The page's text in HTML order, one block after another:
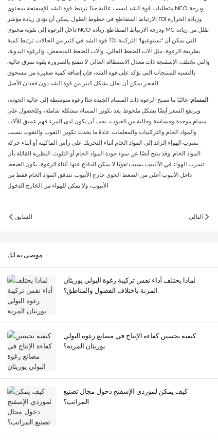
متطلبات قوة الشد ليست عالية جدًا. ترتبط قوة الشد للإسفنجة بمحتوى NCO ودرجة
الارتباط المتقاطع في خطوط الطول. يمكن أن تؤدي زيادة مؤشر TDI وزيادة الحرارة
داخل الرغوة إلى تقوية محتوى NCO ودرجة الارتباط المتقاطع. زيادة MC تقلل من زيادة
قوة الشد في كثير من الحالات. ترتبط كمية TDI التي يمكن أن "تستوعبها" التركيبة
بطريقة الرغوة، مثل آلات الضغط العالي، وآلات الضغط المنخفض، والرغوة اليدوية،
والتي تختلف. الإسفنجة ذات معدل الاستطالة العالي لا تتمتع بالضرورة بقوة تمزق عالية.
بالنسبة للمنتجات التي تؤكد على قوة الشد، فإن إضافة كمية صغيرة من مسحوق
الحجر يمكن أن يقلل بشكل كبير من قوة الشد دون فقدان الأصل.
المسام: غالبًا ما تصبح الرغوة ذات المسام الجيدة جدًا رغوة متوسطة إلى عالية الجودة،
ويرتفع السعر أيضًا بشكل ملحوظ. يعد تكوين المسام مشكلة شاملة، وللحصول على
مسام موحدة وحساسة وخالية من العيوب، يجب أن يكون لدى المرء فهم عميق للآلات
والمواد الخام والتركيبات والمعلمات. عادةً ما يحدث تكوين الثقوب والثقوب بسبب
تسرب الهواء الزائد إلى المواد الخام أثناء التحريك على رأس الماكينة أو أثناء حركة
المواد الخام. وقد ينتج أيضًا عن سوء جودة المواد الخام أو التلوث. النظرية القائلة بأن
تسرب الهواء في الأنابيب يسبب ثقوبًا لا يمكن الدفاع عنها. أثناء الرغوة، يكون الضغط
داخل الأنبوب أعلى من الضغط الجوي خارج الأنبوب. تتدفق المواد الخام فقط من
السابق التالي
موصى به لك
لماذا يختلف أداء نفس تركيبة رغوة البولي يوريثان
المرنة باختلاف الفصول والمناطق؟
كيفية تحسين كفاءة الإنتاج في مصانع رغوة البولي
يوريثان المرنة؟
كيف يمكن لموردي الإسفنج دخول مجال تصنيع
المراتب؟